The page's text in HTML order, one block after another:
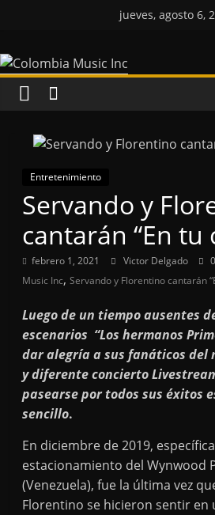
jueves, agosto 6,
Colombia
Music
Inc
Colombia
Music
Inc
Entretenimiento
Servando y
cantarán “En tu
febrero 1, 2021 Victor Delgado
Music Inc,Servando y Florentino cantarán
Luego de un tiempo ausentes
escenarios “Los hermanos
dar alegría a sus fanáticos del
y diferente concierto
pasearse por todos sus éxitos
sencillo.
En diciembre de 2019,
estacionamiento del Wynwood
(Venezuela), fue la última vez
Florentino se hicieron sentir en